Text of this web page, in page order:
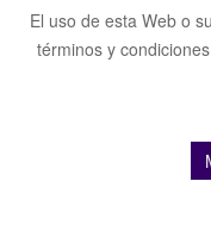
El uso de esta Web o
términos y